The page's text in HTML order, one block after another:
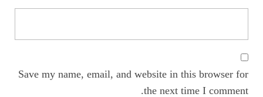
Save my name, email, and website in this browser for
the next time I comment.